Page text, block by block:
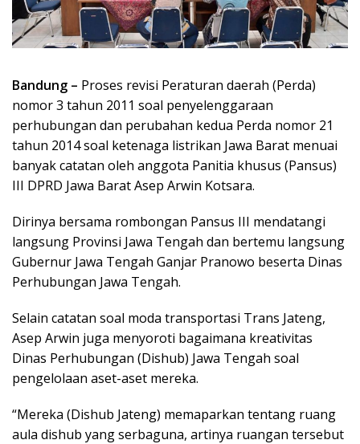
Bandung – Proses revisi Peraturan daerah (Perda)
nomor 3 tahun 2011 soal penyelenggaraan
perhubungan dan perubahan kedua Perda nomor 21
tahun 2014 soal ketenaga listrikan Jawa Barat menuai
banyak catatan oleh anggota Panitia khusus (Pansus)
III DPRD Jawa Barat Asep Arwin Kotsara.
Dirinya bersama rombongan Pansus III mendatangi
langsung Provinsi Jawa Tengah dan bertemu langsung
Gubernur Jawa Tengah Ganjar Pranowo beserta Dinas
Perhubungan Jawa Tengah.
Selain catatan soal moda transportasi Trans Jateng,
Asep Arwin juga menyoroti bagaimana kreativitas
Dinas Perhubungan (Dishub) Jawa Tengah soal
pengelolaan aset-aset mereka.
“Mereka (Dishub Jateng) memaparkan tentang ruang
aula dishub yang serbaguna, artinya ruangan tersebut